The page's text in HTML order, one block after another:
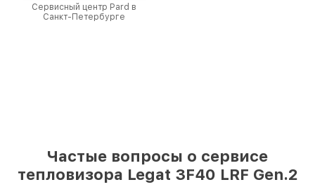
Сервисный центр Pard в
Санкт-Петербурге
Частые вопросы о сервисе
тепловизора Legat 3F40 LRF Gen.2